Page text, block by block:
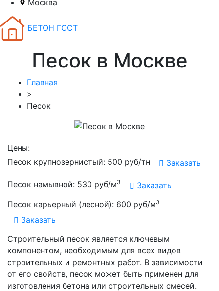
Москва
БЕТОН ГОСТ
Песок в Москве
Главная
>
Песок
Цены:
Песок крупнозернистый: 500 руб/тн
Заказать
Песок намывной: 530 руб/м3
Заказать
Песок карьерный (лесной): 600 руб/м3
Заказать
Строительный песок является ключевым
компонентом, необходимым для всех видов
строительных и ремонтных работ. В зависимости
от его свойств, песок может быть применен для
изготовления бетона или строительных смесей.